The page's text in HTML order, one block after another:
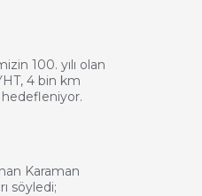
100. yılı olan
4 bin km
hedefleniyor.
Karaman
söyledi;